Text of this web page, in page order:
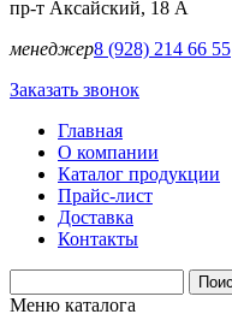
пр-т Аксайский, 18 А
менеджер8 (928) 214 66 55
Заказать звонок
Главная
О компании
Каталог продукции
Прайс-лист
Доставка
Контакты
Форма поиска
Меню каталога